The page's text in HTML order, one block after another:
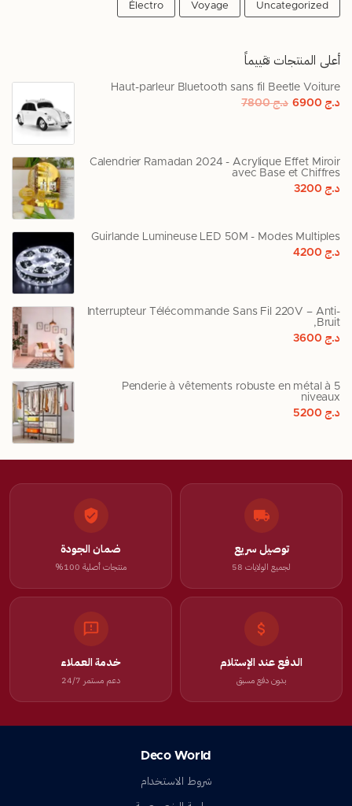
Uncategorized
Voyage
Électro
أعلى المنتجات تقييماً
Haut-parleur Bluetooth sans fil Beetle Voiture
د.ج6900 د.ج7800
Calendrier Ramadan 2024 - Acrylique Effet Miroir
avec Base et Chiffres
د.ج3200
Guirlande Lumineuse LED 50M - Modes Multiples
د.ج4200
Interrupteur Télécommande Sans Fil 220V – Anti-
Bruit,
د.ج3600
Penderie à vêtements robuste en métal à 5
niveaux
د.ج5200
توصيل سريع
لجميع الولايات 58
ضمان الجودة
منتجات أصلية 100%
الدفع عند الإستلام
بدون دفع مسبق
خدمة العملاء
دعم مستمر 24/7
Deco World
شروط الاستخدام